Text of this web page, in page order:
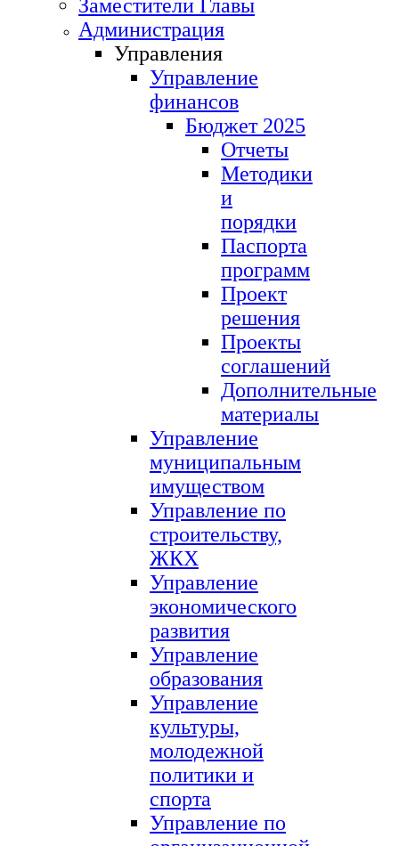
Заместители Главы
Администрация
Управления
Управление
финансов
Бюджет 2025
Отчеты
Методики
и
порядки
Паспорта
программ
Проект
решения
Проекты
соглашений
Дополнительные
материалы
Управление
муниципальным
имуществом
Управление по
строительству,
ЖКХ
Управление
экономического
развития
Управление
образования
Управление
культуры,
молодежной
политики и
спорта
Управление по